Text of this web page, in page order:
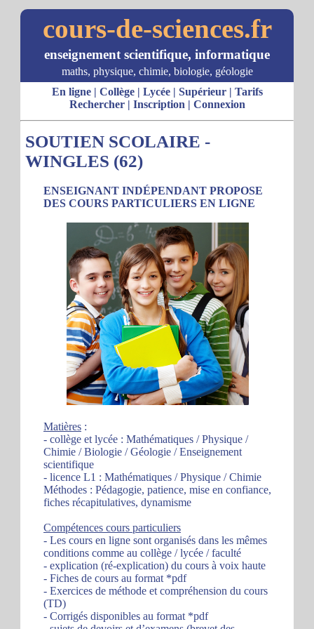
cours-de-sciences.fr
enseignement scientifique, informatique
maths, physique, chimie, biologie, géologie
En ligne| Collège| Lycée| Supérieur| Tarifs
Rechercher| Inscription | Connexion
SOUTIEN SCOLAIRE -
WINGLES (62)
ENSEIGNANT INDÉPENDANT PROPOSE
DES COURS PARTICULIERS EN LIGNE
Matières :
- collège et lycée : Mathématiques / Physique /
Chimie / Biologie / Géologie / Enseignement
scientifique
- licence L1 : Mathématiques / Physique / Chimie
Méthodes : Pédagogie, patience, mise en confiance,
fiches récapitulatives, dynamisme
Compétences cours particuliers
- Les cours en ligne sont organisés dans les mêmes
conditions comme au collège / lycée / faculté
- explication (ré-explication) du cours à voix haute
- Fiches de cours au format *pdf
- Exercices de méthode et compréhension du cours
(TD)
- Corrigés disponibles au format *pdf